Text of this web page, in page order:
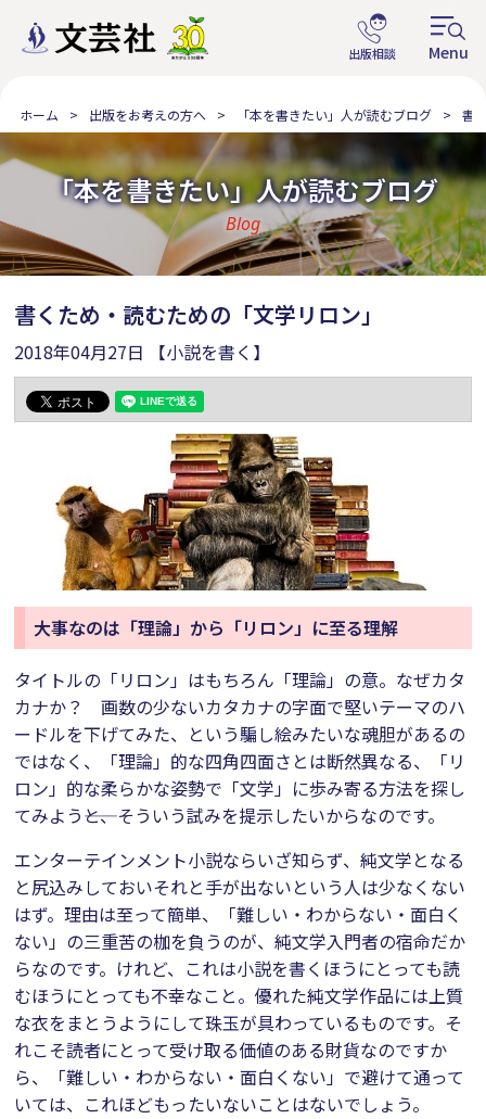
ホーム 出版をお考えの方へ 「本を書きたい」人が読むブログ 書
「本を書きたい」人が読むブログ
Blog
書くため・読むための「文学リロン」
2018年04月27日 【小説を書く】
大事なのは「理論」から「リロン」に至る理解
タイトルの「リロン」はもちろん「理論」の意。なぜカタ
カナか？ 画数の少ないカタカナの字面で堅いテーマのハ
ードルを下げてみた、という騙し絵みたいな魂胆があるの
ではなく、「理論」的な四角四面さとは断然異なる、「リ
ロン」的な柔らかな姿勢で「文学」に歩み寄る方法を探し
てみよう――と、そういう試みを提示したいからなのです。
エンターテインメント小説ならいざ知らず、純文学となる
と尻込みしておいそれと手が出ないという人は少なくない
はず。理由は至って簡単、「難しい・わからない・面白く
ない」の三重苦の枷を負うのが、純文学入門者の宿命だか
らなのです。けれど、これは小説を書くほうにとっても読
むほうにとっても不幸なこと。優れた純文学作品には上質
な衣をまとうようにして珠玉が具わっているものです。そ
れこそ読者にとって受け取る価値のある財貨なのですか
ら、「難しい・わからない・面白くない」で避けて通って
いては、これほどもったいないことはないでしょう。